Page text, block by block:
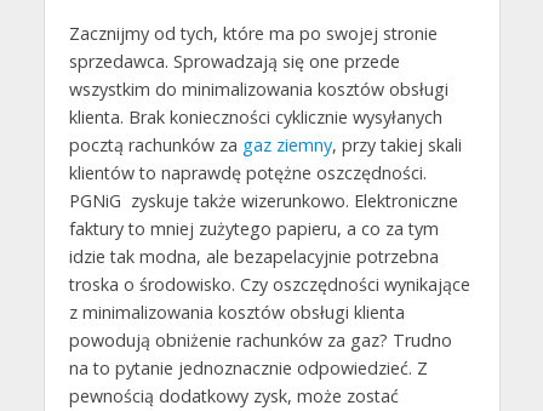
Zacznijmy od tych, które ma po swojej stronie
sprzedawca. Sprowadzają się one przede
wszystkim do minimalizowania kosztów obsługi
klienta. Brak konieczności cyklicznie wysyłanych
pocztą rachunków za gaz ziemny, przy takiej skali
klientów to naprawdę potężne oszczędności.
PGNiG zyskuje także wizerunkowo. Elektroniczne
faktury to mniej zużytego papieru, a co za tym
idzie tak modna, ale bezapelacyjnie potrzebna
troska o środowisko. Czy oszczędności wynikające
z minimalizowania kosztów obsługi klienta
powodują obniżenie rachunków za gaz? Trudno
na to pytanie jednoznacznie odpowiedzieć. Z
pewnością dodatkowy zysk, może zostać